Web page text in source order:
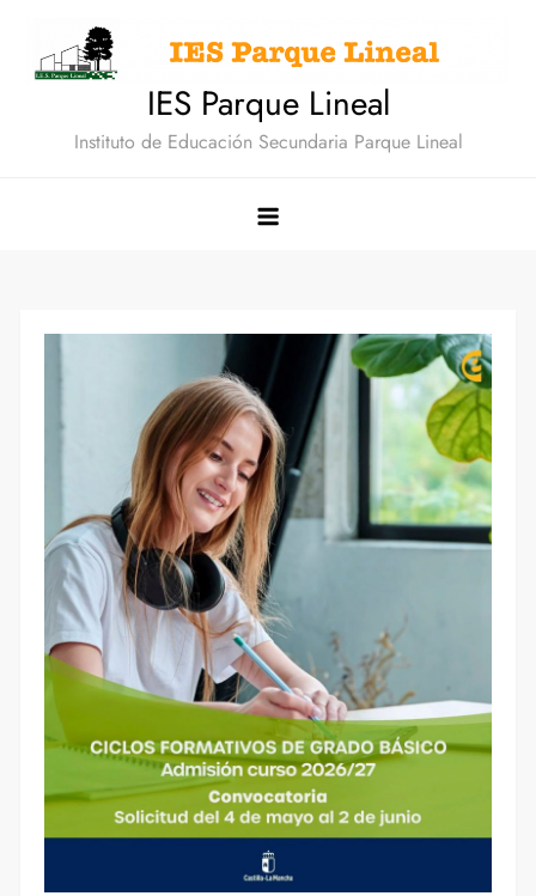
contenido
IES Parque Lineal
Instituto de Educación Secundaria Parque Lineal